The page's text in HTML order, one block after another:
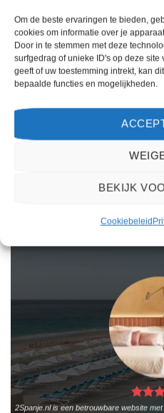
Om de beste ervaringen te bieden,
cookies om informatie over je
Door in te stemmen met deze
surfgedrag of unieke ID's op deze site
geeft of uw toestemming intrekt, kan
bepaalde functies en mogelijkheden.
BEKIJK
Cookiebeleid
Ik ben erg tevreden over mijn ervaring
2Spanje.nl is een betrouwbare website